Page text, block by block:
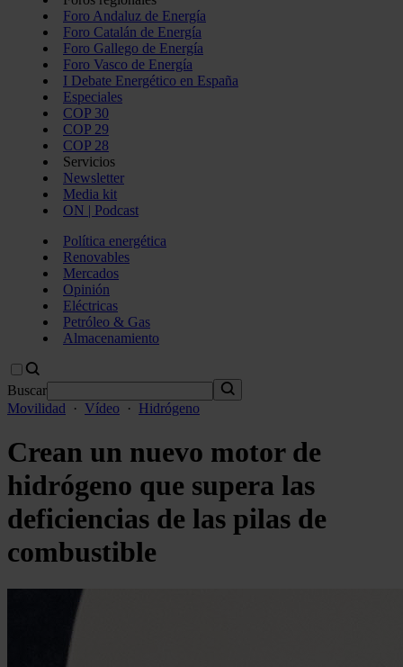
Foro Andaluz de Energía
Foro Catalán de Energía
Foro Gallego de Energía
Foro Vasco de Energía
I Debate Energético en España
Especiales
COP 30
COP 29
COP 28
Servicios
Newsletter
Media kit
ON | Podcast
Política energética
Renovables
Mercados
Opinión
Eléctricas
Petróleo & Gas
Almacenamiento
Buscar
Movilidad
· Vídeo · Hidrógeno
Crean un nuevo motor de
hidrógeno que supera las
deficiencias de las pilas de
combustible